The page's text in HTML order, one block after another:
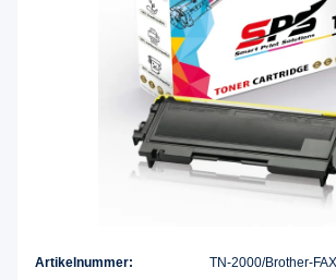
Artikelnummer:
TN-2000/Brother-